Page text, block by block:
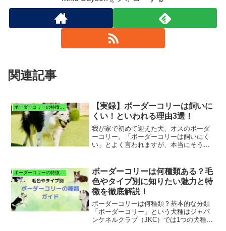
関連記事
ボーダーコリーの特徴と暮らし
【実録】ボーダーコリーは飼いに
くい！といわれる理由3選！
我が家で初めて迎えた犬、オスのボーダ
ーコリー。「ボーダーコリーは飼いにく
い」とよく言われますが、本当にそうな
た。今回は、実際に飼ってみて感じたこ
とをもとに、ボーダーコリ...
ボーダーコリーは何種類ある？毛
色やタイプ別に知りたい魅力と特
徴を徹底解説！
ボーダーコリーは何種類？基本的な分類
「ボーダーコリー」という犬種はジャパ
ンケネルクラブ（JKC）では1つの犬種と